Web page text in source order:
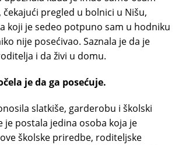
čekajući pregled u bolnici u Nišu,
koji je sedeo potpuno sam u hodniku
nije posećivao. Saznala je da je
i da živi u domu.
je da ga posećuje.
slatkiše, garderobu i školski
je postala jedina osoba koja je
školske priredbe, roditeljske